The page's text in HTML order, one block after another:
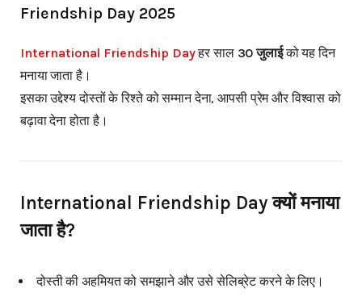
Friendship Day 2025
International Friendship Dayहर साल 30 जुलाईको यह दिन
मनाया जाता है।
इसका उद्देश्य दोस्तों के रिश्ते को सम्मान देना, आपसी प्रेम और विश्वास को
बढ़ावा देना होता है।
International Friendship Day क्यों मनाया
जाता है?
दोस्ती की अहमियत को समझाने और उसे सेलिब्रेट करने के लिए।